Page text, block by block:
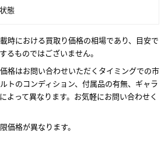
態
時における買取り価格の相場であり、目安で
るものではございません。
格はお問い合わせいただくタイミングでの市
トのコンディション、付属品の有無、ギャラ
よって異なります。お気軽にお問い合わせく
価格が異なります。